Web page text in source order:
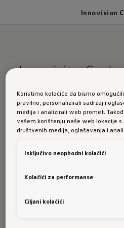
Innovision
Više
pri
Cockpit
Koristimo kolačiće da bismo
pravilno, personalizirali sadržaj i
medija i analizirali web promet.
vašem korištenju naše web lokacije
društvenih medija, oglašavanja i
Isključivo neophodni kolačići
Kolačići za performanse
Ciljani kolačići